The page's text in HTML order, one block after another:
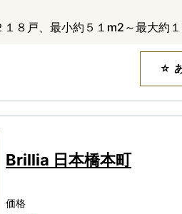
８戸、最小約５１m2～最大約
Brillia 日本橋本町
価格